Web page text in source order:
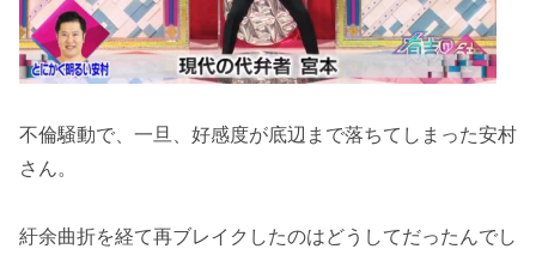
不倫騒動で、一旦、好感度が底辺まで落ちてしまった安村
さん。
紆余曲折を経て再ブレイクしたのはどうしてだったんでし